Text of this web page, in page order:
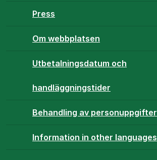
Press
Om webbplatsen
Utbetalningsdatum och
handläggningstider
Behandling av personuppgifter
Information in other languages